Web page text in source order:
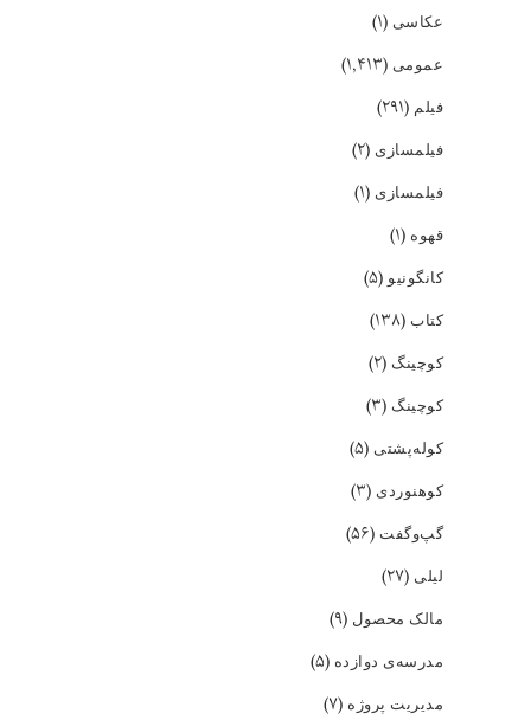
عکاسی (۱)
عمومی (۱,۴۱۳)
فیلم (۲۹۱)
فیلمسازی (۲)
فیلمسازی (۱)
قهوه (۱)
کانگونیو(۵)
کتاب (۱۳۸)
کوچینگ (۲)
کوچینگ (۳)
کوله‌پشتی (۵)
کوهنوردی (۳)
گپ‌و‌گفت (۵۶)
لیلی (۲۷)
مالک محصول (۹)
مدرسه‌ی دوازده (۵)
مدیریت پروژه (۷)